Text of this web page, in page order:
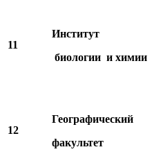
11
Институт
биологии и химии
12
Географический
факультет